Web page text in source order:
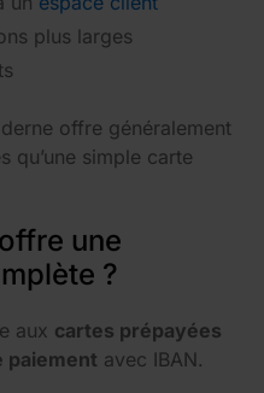
plus larges
offre généralement
qu’une simple carte
une
?
aux cartes prépayées
paiement avec IBAN.